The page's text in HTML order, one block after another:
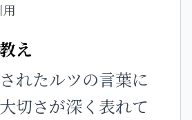
え
れたルツの言葉に
切さが深く表れて